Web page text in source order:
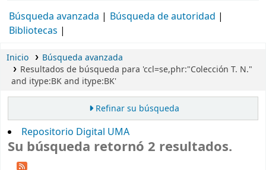
Búsqueda avanzada
Búsqueda de autoridad
Bibliotecas
Inicio
Búsqueda avanzada
Resultados de búsqueda para 'ccl=se,phr:"Colección T. N."
and itype:BK and itype:BK'
Refinar su búsqueda
Repositorio Digital UMA
Su búsqueda retornó 2 resultados.